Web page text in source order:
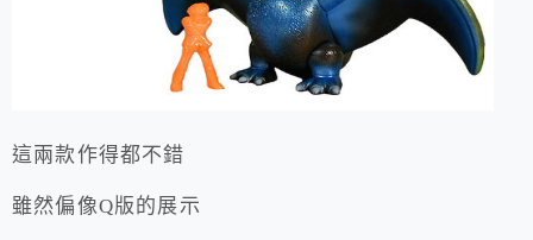
這兩款作得都不錯
雖然偏像Q版的展示